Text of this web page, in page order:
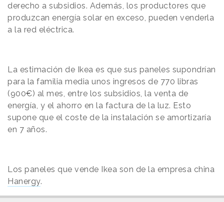
derecho a subsidios. Además, los productores que
produzcan energía solar en exceso, pueden venderla
a la red eléctrica.
La estimación de Ikea es que sus paneles supondrían
para la familia media unos ingresos de 770 libras
(900€) al mes, entre los subsidios, la venta de
energía, y el ahorro en la factura de la luz. Esto
supone que el coste de la instalación se amortizaría
en 7 años.
Los paneles que vende Ikea son de la empresa china
Hanergy.